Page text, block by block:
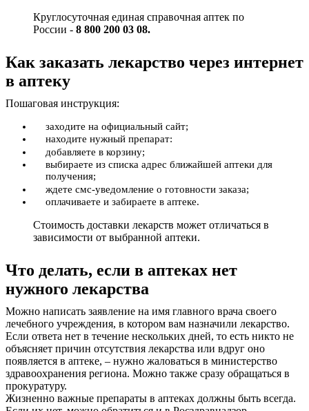
Круглосуточная единая справочная аптек по
России - 8 800 200 03 08.
Как заказать лекарство через интернет
в аптеку
Пошаговая инструкция:
заходите на официальный сайт;
находите нужный препарат:
добавляете в корзину;
выбираете из списка адрес ближайшей аптеки для
получения;
ждете смс-уведомление о готовности заказа;
оплачиваете и забираете в аптеке.
Стоимость доставки лекарств может отличаться в
зависимости от выбранной аптеки.
Что делать, если в аптеках нет
нужного лекарства
Можно написать заявление на имя главного врача своего
лечебного учреждения, в котором вам назначили лекарство.
Если ответа нет в течение нескольких дней, то есть никто не
объясняет причин отсутствия лекарства или вдруг оно
появляется в аптеке, – нужно жаловаться в министерство
здравоохранения региона. Можно также сразу обращаться в
прокуратуру.
Жизненно важные препараты в аптеках должны быть всегда.